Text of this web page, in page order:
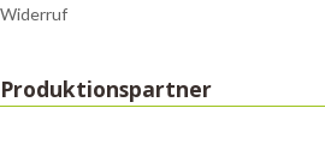
Widerruf
Produktionspartner